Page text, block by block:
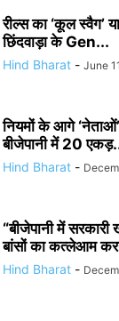
रील्स का ‘कूल स्वैग’
छिंदवाड़ा के Gen...
Hind Bharat - June
नियमों के आगे
बीजेपानी में 20
Hind Bharat -
“बीजेपानी में
बांसों का कत्लेआम
Hind Bharat -